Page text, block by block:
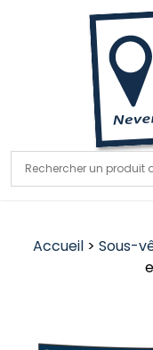
Accueil > Sous-